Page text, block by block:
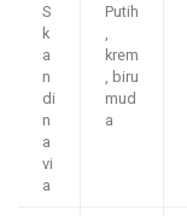
S
k
a
n
di
n
a
vi
a
Putih
,
krem
, biru
mud
a